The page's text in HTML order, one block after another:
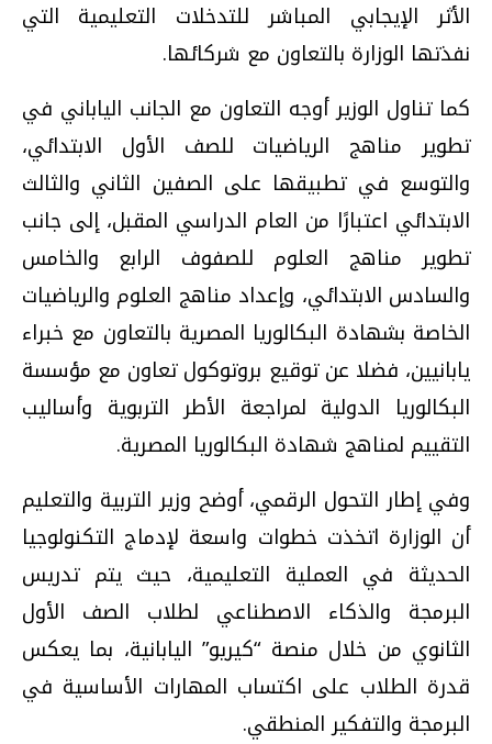
الأثر الإيجابي المباشر للتدخلات التعليمية التي
نفذتها الوزارة بالتعاون مع شركائها.
كما تناول الوزير أوجه التعاون مع الجانب الياباني في
تطوير مناهج الرياضيات للصف الأول الابتدائي،
والتوسع في تطبيقها على الصفين الثاني والثالث
الابتدائي اعتبارًا من العام الدراسي المقبل، إلى جانب
تطوير مناهج العلوم للصفوف الرابع والخامس
والسادس الابتدائي، وإعداد مناهج العلوم والرياضيات
الخاصة بشهادة البكالوريا المصرية بالتعاون مع خبراء
يابانيين، فضلا عن توقيع بروتوكول تعاون مع مؤسسة
البكالوريا الدولية لمراجعة الأطر التربوية وأساليب
التقييم لمناهج شهادة البكالوريا المصرية.
وفي إطار التحول الرقمي، أوضح وزير التربية والتعليم
أن الوزارة اتخذت خطوات واسعة لإدماج التكنولوجيا
الحديثة في العملية التعليمية، حيث يتم تدريس
البرمجة والذكاء الاصطناعي لطلاب الصف الأول
الثانوي من خلال منصة “كيريو” اليابانية، بما يعكس
قدرة الطلاب على اكتساب المهارات الأساسية في
البرمجة والتفكير المنطقي.